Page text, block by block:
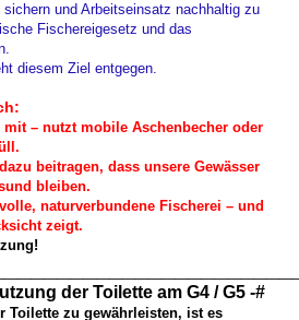
und Arbeitseinsatz nachhaltig zu
Fischereigesetz und das
diesem Ziel entgegen.
mit– nutzt mobile Aschenbecher oder
beitragen, dass unsere Gewässer
bleiben.
naturverbundene Fischerei – und
zeigt.
der Toilette am G4 / G5 -#
Toilette zu gewährleisten, ist es